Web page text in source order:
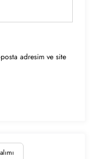
adresim ve site